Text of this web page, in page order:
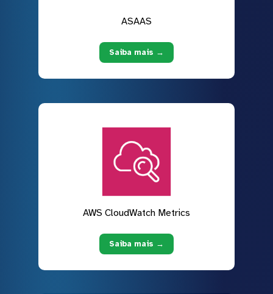
ASAAS
Saiba mais →
AWS CloudWatch Metrics
Saiba mais →